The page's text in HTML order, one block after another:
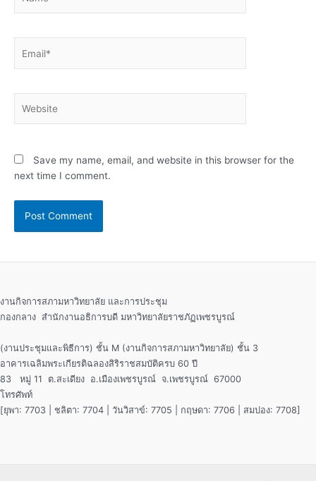
Save my name, email, and website in this browser for the
next time I comment.
งานกิจการสภามหาวิทยาลัย และการประชุม
กองกลาง สำนักงานอธิการบดี มหาวิทยาลัยราชภัฏเพชรบูรณ์
(งานประชุมและพิธีการ) ชั้น M (งานกิจการสภามหาวิทยาลัย) ชั้น 3
อาคารเฉลิมพระเกียรติฉลองสิริราชสมบัติครบ 60 ปี
83 หมู่ 11 ต.สะเดียง อ.เมืองเพชรบูรณ์ จ.เพชรบูรณ์ 67000
โทรศัพท์
[ยุพา: 7703 | ชลิตา: 7704 | วันวิสาข์: 7705 | กฤษดา: 7706 | สมปอง: 7708]